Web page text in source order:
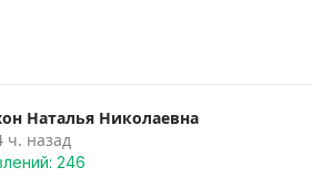
Наталья Николаевна
ч. назад
246